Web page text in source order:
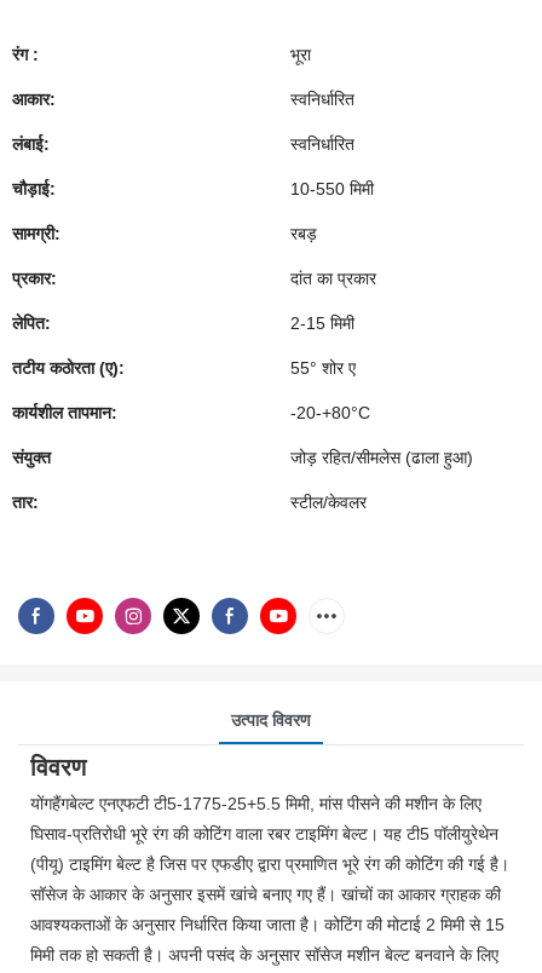
रंग : भूरा
आकार: स्वनिर्धारित
लंबाई: स्वनिर्धारित
चौड़ाई: 10-550 मिमी
सामग्री: रबड़
प्रकार: दांत का प्रकार
लेपित: 2-15 मिमी
तटीय कठोरता (ए): 55° शोर ए
कार्यशील तापमान: -20-+80°C
संयुक्त जोड़ रहित/सीमलेस (ढाला हुआ)
तार: स्टील/केवलर
उत्पाद विवरण
विवरण
योंगहैंगबेल्ट एनएफटी टी5-1775-25+5.5 मिमी, मांस पीसने की मशीन के लिए
घिसाव-प्रतिरोधी भूरे रंग की कोटिंग वाला रबर टाइमिंग बेल्ट। यह टी5 पॉलीयुरेथेन
(पीयू) टाइमिंग बेल्ट है जिस पर एफडीए द्वारा प्रमाणित भूरे रंग की कोटिंग की गई है।
सॉसेज के आकार के अनुसार इसमें खांचे बनाए गए हैं। खांचों का आकार ग्राहक की
आवश्यकताओं के अनुसार निर्धारित किया जाता है। कोटिंग की मोटाई 2 मिमी से 15
मिमी तक हो सकती है। अपनी पसंद के अनुसार सॉसेज मशीन बेल्ट बनवाने के लिए